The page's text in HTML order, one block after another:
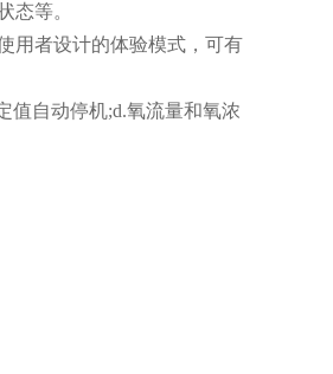
态等。
用者设计的体验模式，可有
值自动停机;d.氧流量和氧浓